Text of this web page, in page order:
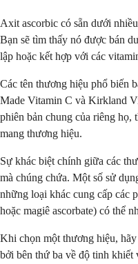
Axit ascorbic có sẵn dưới
Bạn sẽ tìm thấy nó được bán
lập hoặc kết hợp với các
Các tên thương hiệu phổ biến
Made Vitamin C và Kirkland
phiên bản chung của riêng họ,
mang thương hiệu.
Sự khác biệt chính giữa các
mà chúng chứa. Một số sử
những loại khác cung cấp các
hoặc magiê ascorbate) có thể
Khi chọn một thương hiệu,
bởi bên thứ ba về độ tinh